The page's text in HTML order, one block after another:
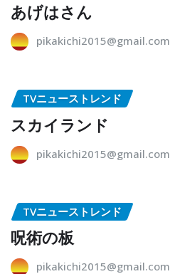
あげはさん
pikakichi2015@gmail.com
TVニューストレンド
スカイランド
pikakichi2015@gmail.com
TVニューストレンド
呪術の板
pikakichi2015@gmail.com